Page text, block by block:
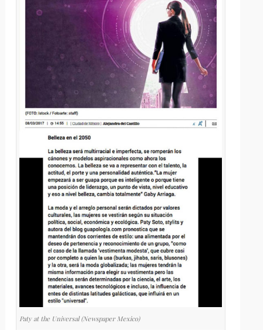
Paty at the Universal (Newspaper Mexico)